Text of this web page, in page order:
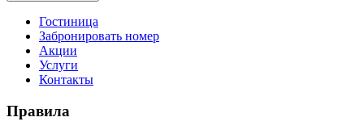
Гостиница
Забронировать номер
Акции
Услуги
Контакты
Правила